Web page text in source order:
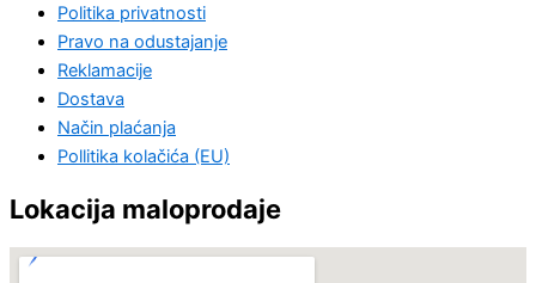
Politika privatnosti
Pravo na odustajanje
Reklamacije
Dostava
Način plaćanja
Pollitika kolačića (EU)
Lokacija maloprodaje